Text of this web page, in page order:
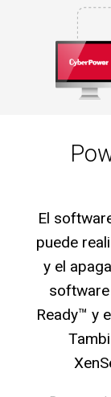
El
puede
y el
Ready™ y